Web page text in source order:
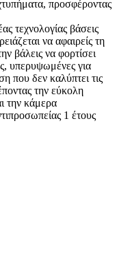
προσφέροντας
τεχνολογίας βάσεις
να αφαιρείς τη
βάλεις να φορτίσει
υπερυψωμένες για
που δεν καλύπτει τις
την εύκολη
την κάμερα
1 έτους